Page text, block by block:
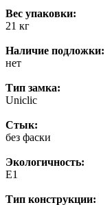
Вес упаковки:
21 кг
Наличие подложки:
нет
Тип замка:
Uniclic
Стык:
без фаски
Экологичность:
E1
Тип конструкции: